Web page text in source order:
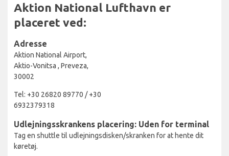
Aktion National Lufthavn er
placeret ved:
Adresse
Aktion National Airport,
Aktio-Vonitsa , Preveza,
30002
Tel: +30 26820 89770 / +30
6932379318
Udlejningsskrankens placering: Uden for terminal
Tag en shuttle til udlejningsdisken/skranken for at hente dit
køretøj.